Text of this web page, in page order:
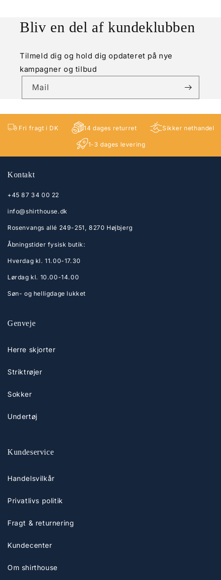
Bliv en del af kundeklubben
Tilmeld dig og hold dig opdateret på nye
kampagner og tilbud
Mail
Fri fragt i DK 14 dages returret Sikker nethandel
1-3 dages levering
Kontakt
+45 87 34 00 22
info@shirthouse.dk
Rosenvangs allé 249-251, 8270 Højbjerg
Åbningstider fysisk butik:
Hverdag kl. 11.00-17.30
Lørdag kl. 10.00-14.00
Søn- og helligdage lukket
Genveje
Herre skjorter
Striktrøjer
Sokker
Undertøj
Kundeservice
Handelsvilkår
Privatlivs politik
Fragt & returnering
Kundecenter
Om shirthouse